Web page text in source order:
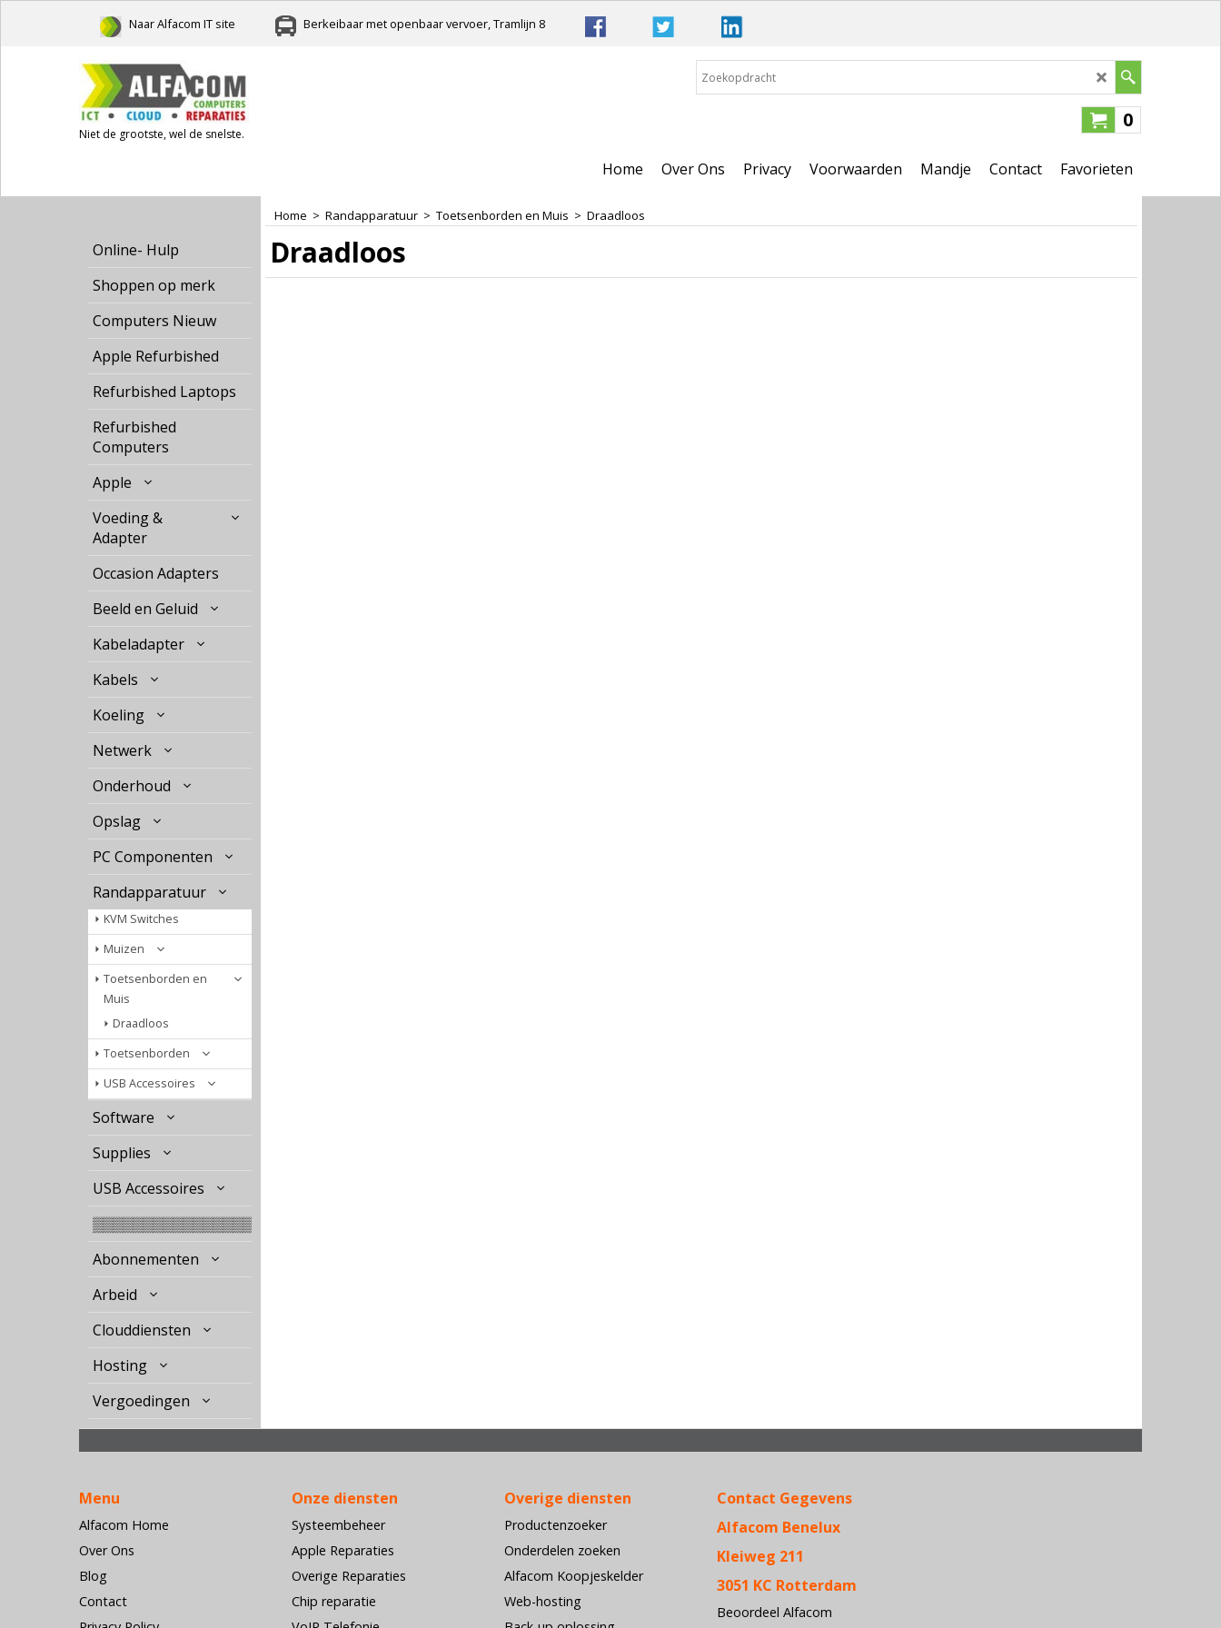
Naar Alfacom IT site Berkeibaar met openbaar vervoer, Tramlijn 8
Niet de grootste, wel de snelste.
0
Home Over Ons Privacy Voorwaarden Mandje Contact Favorieten
Online- Hulp
Shoppen op merk
Computers Nieuw
Apple Refurbished
Refurbished Laptops
Refurbished
Computers
Apple
Voeding &
Adapter
Occasion Adapters
Beeld en Geluid
Kabeladapter
Kabels
Koeling
Netwerk
Onderhoud
Opslag
PC Componenten
Randapparatuur
KVM Switches
Muizen
Toetsenborden en
Muis
Draadloos
Toetsenborden
USB Accessoires
Software
Supplies
USB Accessoires
▒▒▒▒▒▒▒▒▒▒▒▒▒▒▒▒
Abonnementen
Arbeid
Clouddiensten
Hosting
Vergoedingen
Home > Randapparatuur > Toetsenborden en Muis > Draadloos
Draadloos
Menu
Alfacom Home
Over Ons
Blog
Contact
Onze diensten
Systeembeheer
Apple Reparaties
Overige Reparaties
Chip reparatie
Overige diensten
Productenzoeker
Onderdelen zoeken
Alfacom Koopjeskelder
Web-hosting
Contact Gegevens
Alfacom Benelux
Kleiweg 211
3051 KC Rotterdam
Beoordeel Alfacom